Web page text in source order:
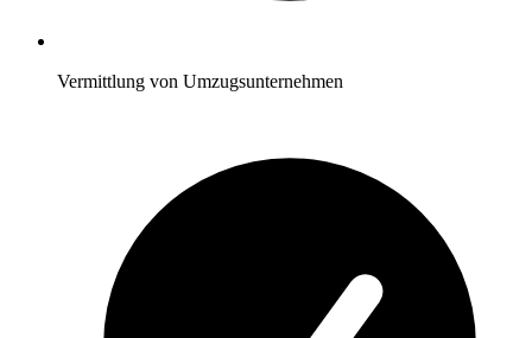
Vermittlung von Umzugsunternehmen